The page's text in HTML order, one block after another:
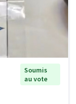
Soumis
au vote